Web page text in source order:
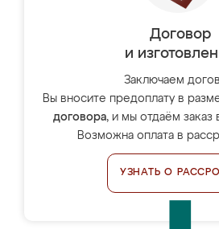
Договор
и
Заключаем
Вы вносите предоплату в
договора, и мы отдаём заказ
Возможна оплата в
УЗНАТЬ О